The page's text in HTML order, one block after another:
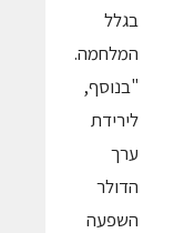
בגלל
המלחמה.
"בנוסף,
לירידת
ערך
הדולר
השפעה